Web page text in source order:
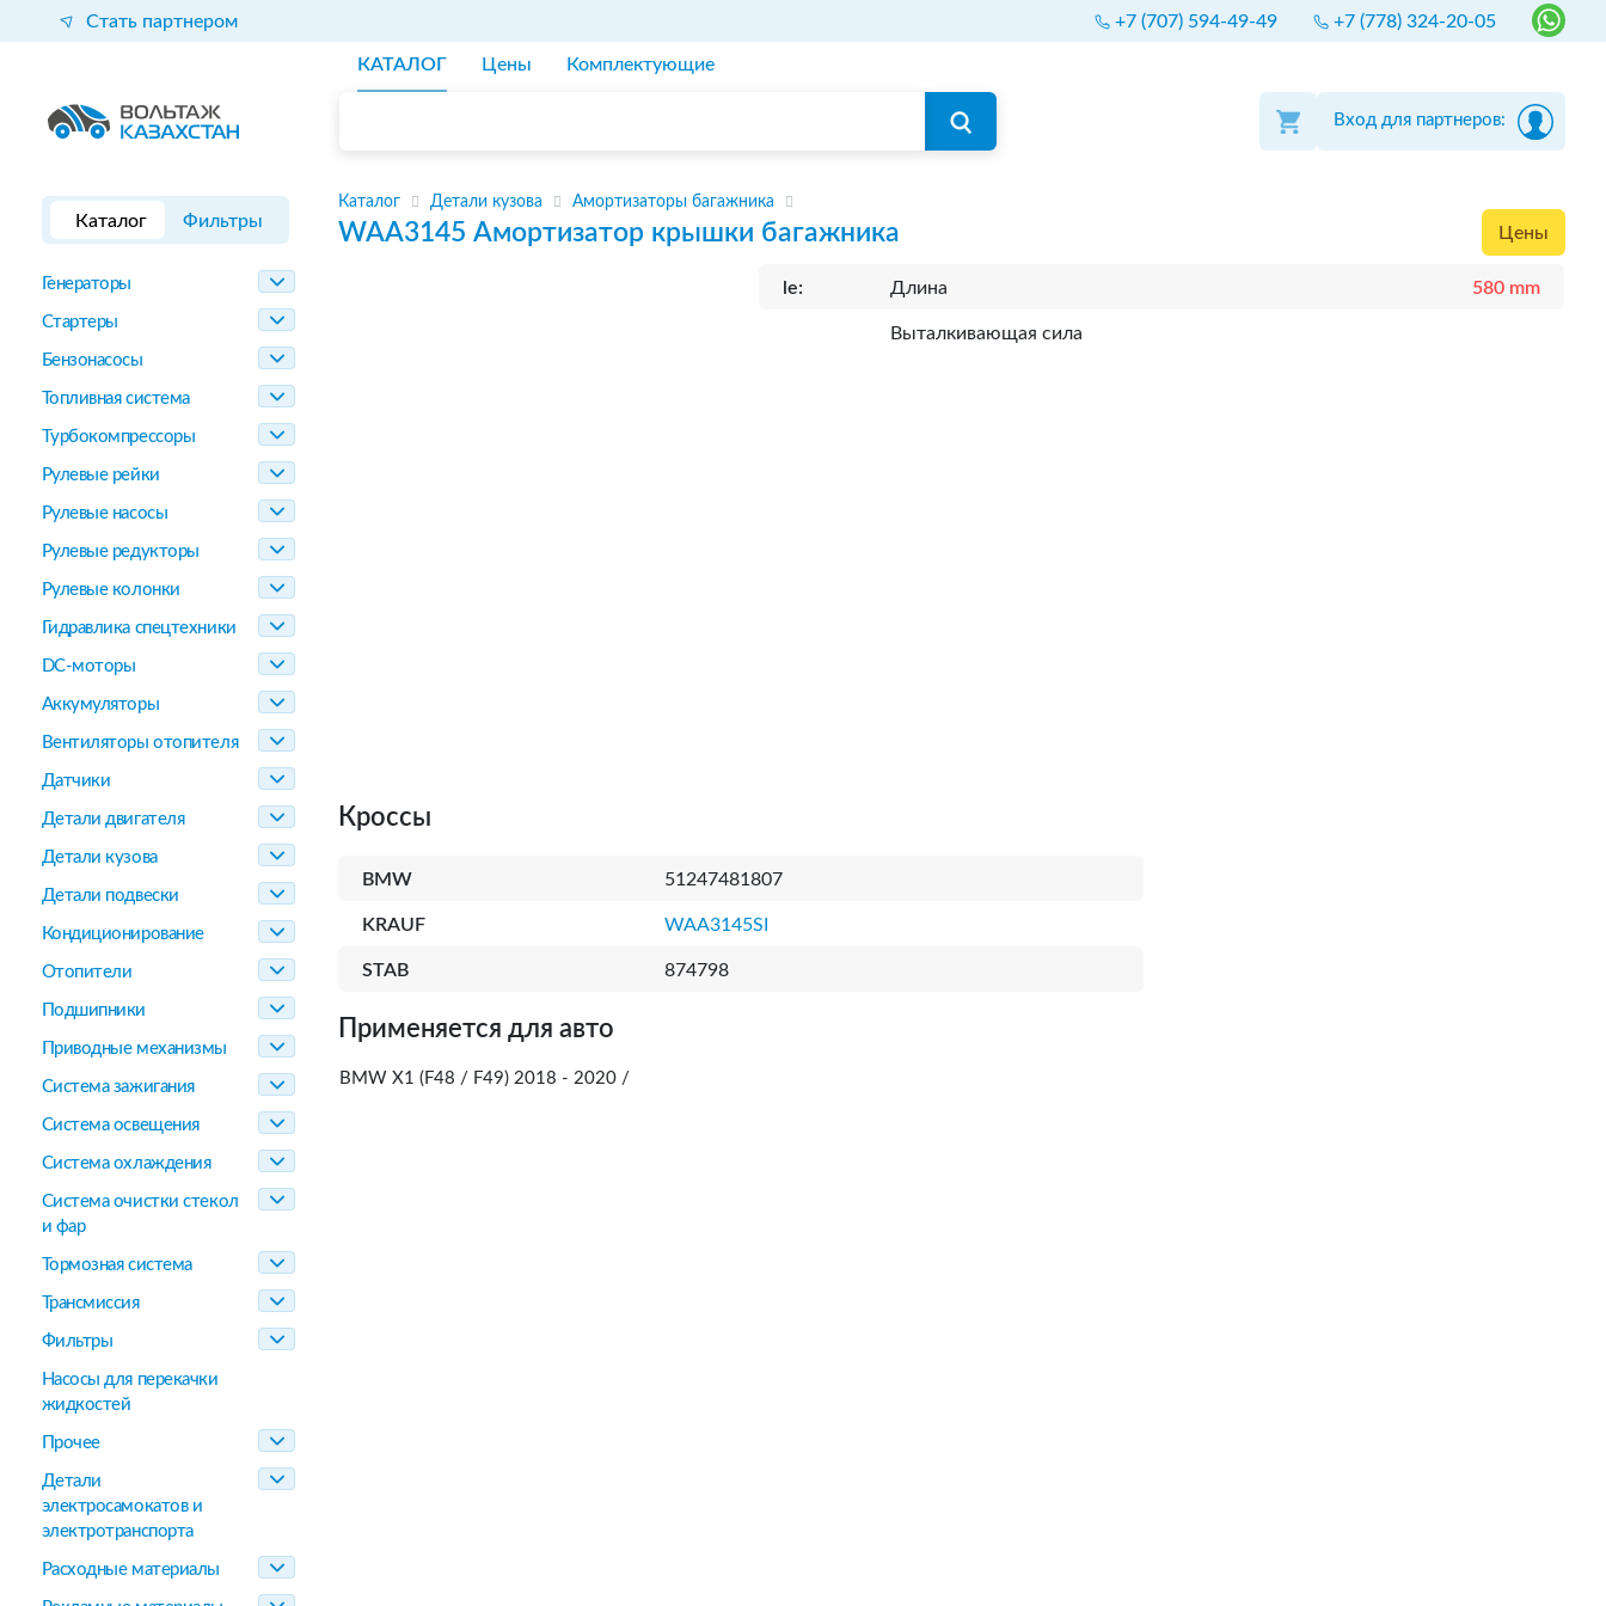
Стать партнером +7 (707) 594-49-49 +7 (778) 324-20-05
КАТАЛОГ Цены Комплектующие
Вход для партнеров:
Каталог Фильтры
Генераторы
Стартеры
Бензонасосы
Топливная система
Турбокомпрессоры
Рулевые рейки
Рулевые насосы
Рулевые редукторы
Рулевые колонки
Гидравлика спецтехники
DC-моторы
Аккумуляторы
Вентиляторы отопителя
Датчики
Детали двигателя
Детали кузова
Детали подвески
Кондиционирование
Отопители
Подшипники
Приводные механизмы
Система зажигания
Система освещения
Система охлаждения
Система очистки стекол
и фар
Тормозная система
Трансмиссия
Фильтры
Насосы для перекачки
жидкостей
Прочее
Детали
электросамокатов и
электротранспорта
Расходные материалы
Каталог Детали кузова Амортизаторы багажника
WAA3145 Амортизатор крышки багажника Цены
le: Длина 580 mm
Выталкивающая сила
Кроссы
BMW 51247481807
KRAUF WAA3145SI
STAB 874798
Применяется для авто
BMW X1 (F48 / F49) 2018 - 2020 /